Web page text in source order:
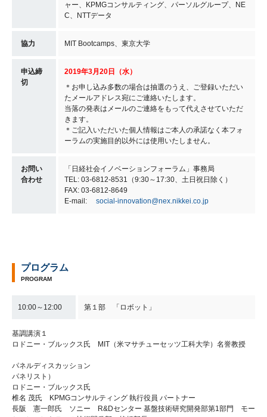
ャー、KPMGコンサルティング、パーソルグループ、NE
C、NTTデータ
協力 MIT Bootcamps、東京大学
申込締
切
2019年3月20日（水）
＊お申し込み多数の場合は抽選のうえ、ご登録いただい
たメールアドレス宛にご連絡いたします。
当落の発表はメールのご連絡をもって代えさせていただ
きます。
＊ご記入いただいた個人情報はご本人の承諾なく本フォ
ーラムの実施目的以外には使用いたしません。
お問い
合わせ
「日経社会イノベーションフォーラム」事務局
TEL: 03-6812-8531（9:30～17:30、土日祝日除く）
FAX: 03-6812-8649
E-mail: social-innovation@nex.nikkei.co.jp
プログラム
PROGRAM
10:00～12:00 第１部 「ロボット」
基調講演１
ロドニー・ブルックス氏 MIT（米マサチューセッツ工科大学）名誉教授
パネルディスカッション
パネリスト）
ロドニー・ブルックス氏
椎名 茂氏 KPMGコンサルティング 執行役員 パートナー
長阪 憲一郎氏 ソニー R&Dセンター 基盤技術研究開発部第1部門 モー